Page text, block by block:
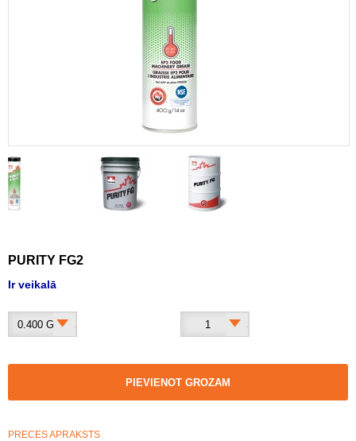
PURITY FG2
Ir veikalā
PIEVIENOT GROZAM
0.400 G 1
PRECES APRAKSTS